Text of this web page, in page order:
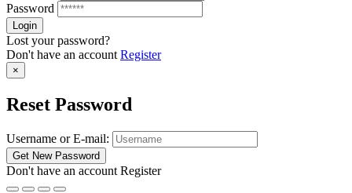
Password
Lost your password?
Don't have an accountRegister
×
Reset Password
Username or E-mail:
Don't have an account Register